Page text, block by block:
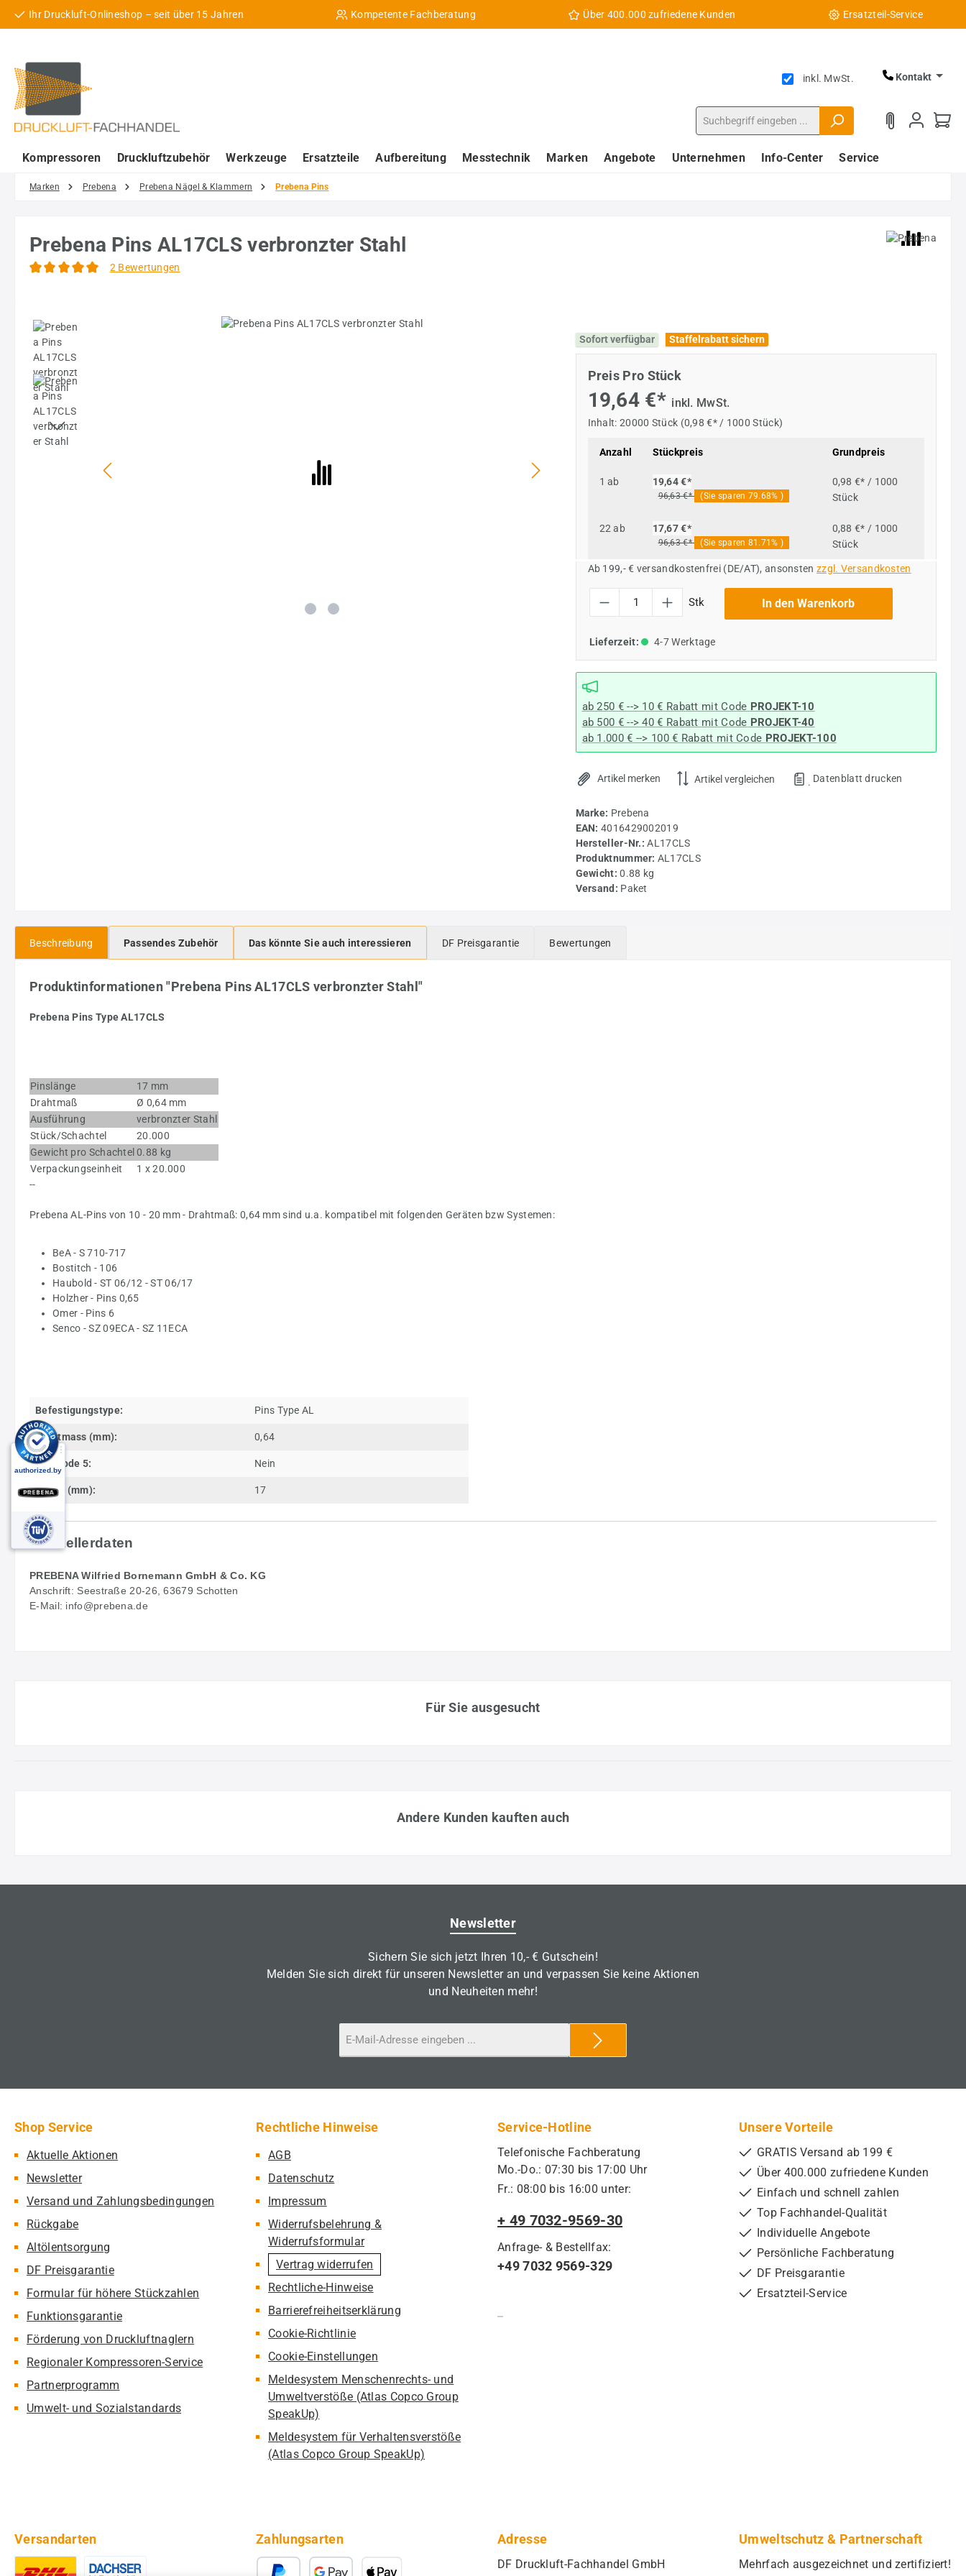
Hauptinhalt springen
Zur Suche springen
Zur Hauptnavigation springen
Ihr Druckluft-Onlineshop – seit über 15 Jahren Kompetente Fachberatung Über 400.000 zufriedene Kunden Ersatzteil-Service
inkl. MwSt. Kontakt
Kompressoren Druckluftzubehör Werkzeuge Ersatzteile Aufbereitung Messtechnik Marken Angebote Unternehmen Info-Center Service
Marken Prebena Prebena Nägel & Klammern Prebena Pins
Prebena Pins AL17CLS verbronzter Stahl
2 Bewertungen
Bildergalerie überspringen
Sofort verfügbar
Staffelrabatt sichern
Preis Pro Stück
19,64 €* inkl. MwSt.
Inhalt: 20000 Stück (0,98 €* / 1000 Stück)
Anzahl Stückpreis Grundpreis
1 ab 19,64 €*
96,63 €* (Sie sparen 79.68% )
0,98 €* / 1000
Stück
22 ab 17,67 €*
96,63 €* (Sie sparen 81.71% )
0,88 €* / 1000
Stück
Ab 199,- € versandkostenfrei (DE/AT), ansonsten zzgl. Versandkosten
Stk In den Warenkorb
Lieferzeit: 4-7 Werktage
ab 250 € --> 10 € Rabatt mit Code PROJEKT-10
ab 500 € --> 40 € Rabatt mit Code PROJEKT-40
ab 1.000 € --> 100 € Rabatt mit Code PROJEKT-100
Artikel merken Artikel vergleichen . Datenblatt drucken
Marke: Prebena
EAN: 4016429002019
Hersteller-Nr.:AL17CLS
Produktnummer: AL17CLS
Gewicht:0.88 kg
Versand: Paket
Beschreibung Passendes Zubehör Das könnte Sie auch interessieren DF Preisgarantie Bewertungen
Produktinformationen "Prebena Pins AL17CLS verbronzter Stahl"
Prebena Pins Type AL17CLS
Pinslänge
17 mm
Drahtmaß
Ø 0,64 mm
Ausführung
verbronzter Stahl
Stück/Schachtel
20.000
Gewicht pro Schachtel0.88 kg
Verpackungseinheit
1 x 20.000
--
Prebena AL-Pins von 10 - 20 mm - Drahtmaß: 0,64 mm sind u.a. kompatibel mit folgenden Geräten bzw Systemen:
BeA - S 710-717
Bostitch - 106
Haubold - ST 06/12 - ST 06/17
Holzher - Pins 0,65
Omer - Pins 6
Senco - SZ 09ECA - SZ 11ECA
Befestigungstype: Pins Type AL
Drahtmass (mm): 0,64
Eurocode 5: Nein
Länge (mm): 17
Herstellerdaten
PREBENA Wilfried Bornemann GmbH & Co. KG
Anschrift: Seestraße 20-26, 63679 Schotten
E-Mail: info@prebena.de
Für Sie ausgesucht
Andere Kunden kauften auch
Newsletter
Sichern Sie sich jetzt Ihren 10,- € Gutschein!
Melden Sie sich direkt für unseren Newsletter an und verpassen Sie keine Aktionen
und Neuheiten mehr!
Service-Hotline
Telefonische Fachberatung
Mo.-Do.: 07:30 bis 17:00 Uhr
Fr.: 08:00 bis 16:00 unter:
+ 49 7032-9569-30
Anfrage- & Bestellfax:
+49 7032 9569-329
Shop Service
Aktuelle Aktionen
Newsletter
Versand und Zahlungsbedingungen
Rückgabe
Altölentsorgung
DF Preisgarantie
Formular für höhere Stückzahlen
Funktionsgarantie
Förderung von Druckluftnaglern
Regionaler Kompressoren-Service
Partnerprogramm
Umwelt- und Sozialstandards
Rechtliche Hinweise
AGB
Datenschutz
Impressum
Widerrufsbelehrung &
Widerrufsformular
Vertrag widerrufen
Rechtliche-Hinweise
Barrierefreiheitserklärung
Cookie-Richtlinie
Cookie-Einstellungen
Meldesystem Menschenrechts- und
Umweltverstöße (Atlas Copco Group
SpeakUp)
Meldesystem für Verhaltensverstöße
(Atlas Copco Group SpeakUp)
Unsere Vorteile
GRATIS Versand ab 199 €
Über 400.000 zufriedene Kunden
Einfach und schnell zahlen
Top Fachhandel-Qualität
Individuelle Angebote
Persönliche Fachberatung
DF Preisgarantie
Ersatzteil-Service
Versandarten Zahlungsarten Adresse
DF Druckluft-Fachhandel GmbH
Umweltschutz & Partnerschaft
Mehrfach ausgezeichnet und zertifiziert!